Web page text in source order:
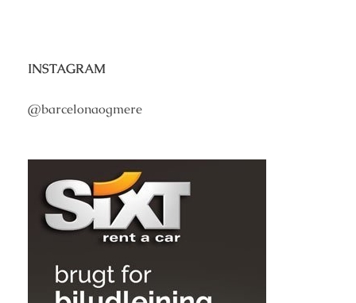
INSTAGRAM
@barcelonaogmere